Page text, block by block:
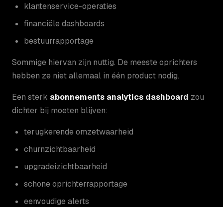
klantenservice-operaties
financiële dashboards
bestuurrapportage
Sommige hiervan zijn nuttig. De meeste oprichters
hebben ze niet allemaal in één product nodig.
Een sterk abonnements analytics dashboard zou
dichter bij moeten blijven:
terugkerende omzetwaarheid
churnzichtbaarheid
upgradeizichtbaarheid
schone oprichterrapportage
eenvoudige alerts